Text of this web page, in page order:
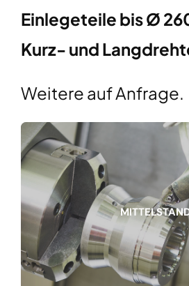
Einlegeteile bis Ø
Kurz- und
Weitere auf Anfrage.